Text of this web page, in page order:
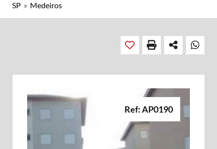
SP » Medeiros
Ref: AP0190